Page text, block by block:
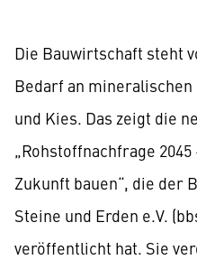
Die Bauwirtschaft steht
Bedarf an mineralischen
und Kies. Das zeigt die
„Rohstoffnachfrage
Zukunft bauen“, die der
Steine und Erden e.V.
veröffentlicht hat. Sie